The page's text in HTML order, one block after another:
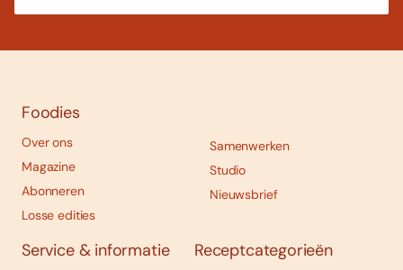
Foodies
Over ons
Magazine
Abonneren
Losse edities
Samenwerken
Studio
Nieuwsbrief
Service & informatie Receptcategorieën